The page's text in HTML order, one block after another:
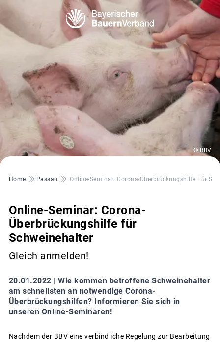
© BBV
Pfadnavigation
Home Passau Online-Seminar: Corona-Überbrückungshilfe Für
Online-Seminar: Corona-
Überbrückungshilfe für
Schweinehalter
Gleich anmelden!
20.01.2022 | Wie kommen betroffene Schweinehalter
am schnellsten an notwendige Corona-
Überbrückungshilfen? Informieren Sie sich in
unseren Online-Seminaren!
Nachdem der BBV eine verbindliche Regelung zur Bearbeitung